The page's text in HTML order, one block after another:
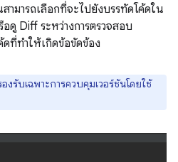
ามารถเลือกที่จะไปยังบรรทัดโค้ดใน
ดู Diff ระหว่างการตรวจสอบ
ที่ทำให้เกิดข้อขัดข้อง
งรับเฉพาะการควบคุมเวอร์ชันโดยใช้